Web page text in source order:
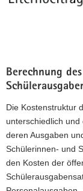
Berechnung
Die Kostenstruktur
unterschiedlich
deren Ausgaben
Schülerinnen- und
den Kosten der